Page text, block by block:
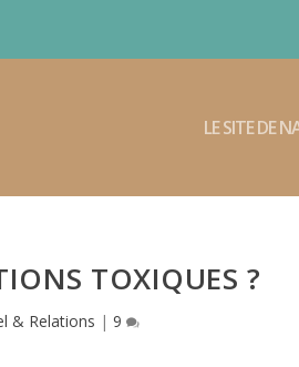
LE SITE DE
TOXIQUES ?
& Relations | 9